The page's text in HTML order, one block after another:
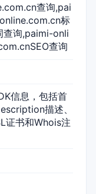
查询,pai
标
查询,paimi-onli
查询
信息，包括首
描述、
证书和Whois注